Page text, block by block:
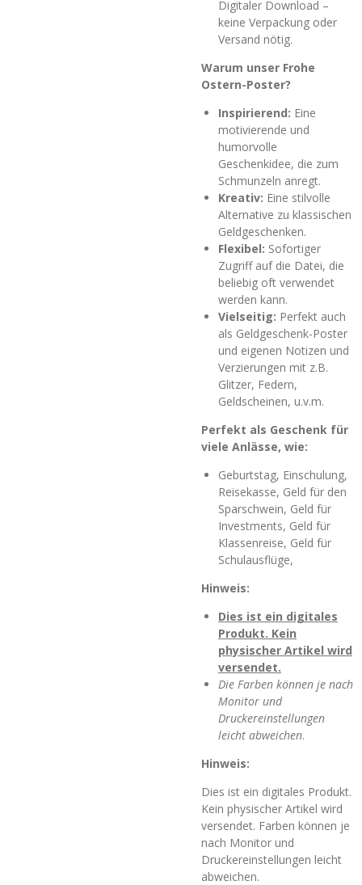
Digitaler Download –
keine Verpackung oder
Versand nötig.
Warum unser Frohe
Ostern-Poster?
Inspirierend: Eine
motivierende und
humorvolle
Geschenkidee, die zum
Schmunzeln anregt.
Kreativ: Eine stilvolle
Alternative zu klassischen
Geldgeschenken.
Flexibel: Sofortiger
Zugriff auf die Datei, die
beliebig oft verwendet
werden kann.
Vielseitig: Perfekt auch
als Geldgeschenk-Poster
und eigenen Notizen und
Verzierungen mit z.B.
Glitzer, Federn,
Geldscheinen, u.v.m.
Perfekt als Geschenk für
viele Anlässe, wie:
Geburtstag, Einschulung,
Reisekasse, Geld für den
Sparschwein, Geld für
Investments, Geld für
Klassenreise, Geld für
Schulausflüge,
Hinweis:
Dies ist ein digitales
Produkt. Kein
physischer Artikel wird
versendet.
Die Farben können je nach
Monitor und
Druckereinstellungen
leicht abweichen.
Hinweis:
Dies ist ein digitales Produkt.
Kein physischer Artikel wird
versendet. Farben können je
nach Monitor und
Druckereinstellungen leicht
abweichen.